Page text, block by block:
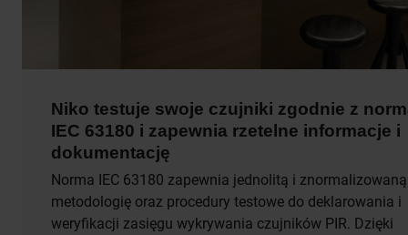
Niko testuje swoje czujniki zgodnie z
IEC 63180 i zapewnia rzetelne informacje i
dokumentację
Norma IEC 63180 zapewnia jednolitą i znormalizowaną
metodologię oraz procedury testowe do deklarowania i
weryfikacji zasięgu wykrywania czujników PIR. Dzięki